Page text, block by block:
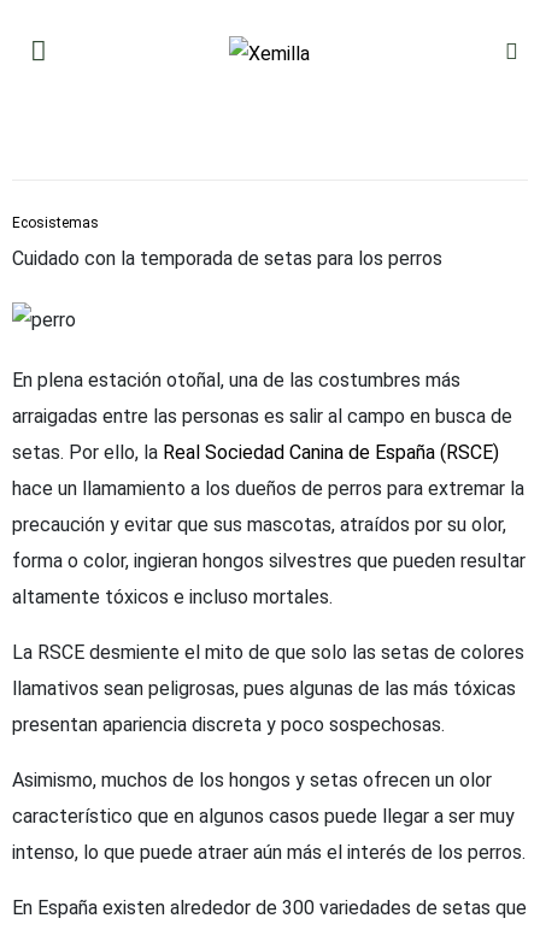
Ecosistemas
Cuidado con la temporada de setas para los perros
En plena estación otoñal, una de las costumbres más
arraigadas entre las personas es salir al campo en busca de
setas. Por ello, la Real Sociedad Canina de España (RSCE)
hace un llamamiento a los dueños de perros para extremar la
precaución y evitar que sus mascotas, atraídos por su olor,
forma o color, ingieran hongos silvestres que pueden resultar
altamente tóxicos e incluso mortales.
La RSCE desmiente el mito de que solo las setas de colores
llamativos sean peligrosas, pues algunas de las más tóxicas
presentan apariencia discreta y poco sospechosas.
Asimismo, muchos de los hongos y setas ofrecen un olor
característico que en algunos casos puede llegar a ser muy
intenso, lo que puede atraer aún más el interés de los perros.
En España existen alrededor de 300 variedades de setas que